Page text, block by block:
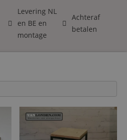
Levering NL
en BE en
montage
Achteraf
betalen